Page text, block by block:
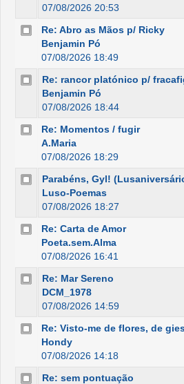
07/08/2026 20:53
Re: Abro as Mãos p/ Ricky
Benjamin Pó
07/08/2026 18:49
Re: rancor platónico p/
Benjamin Pó
07/08/2026 18:44
Re: Momentos / fugir
A.Maria
07/08/2026 18:29
Parabéns, Gyl!
Luso-Poemas
07/08/2026 18:27
Re: Carta de Amor
Poeta.sem.Alma
07/08/2026 16:41
Re: Mar Sereno
DCM_1978
07/08/2026 14:59
Re: Visto-me de flores, de
Hondy
07/08/2026 14:18
Re: sem pontuação